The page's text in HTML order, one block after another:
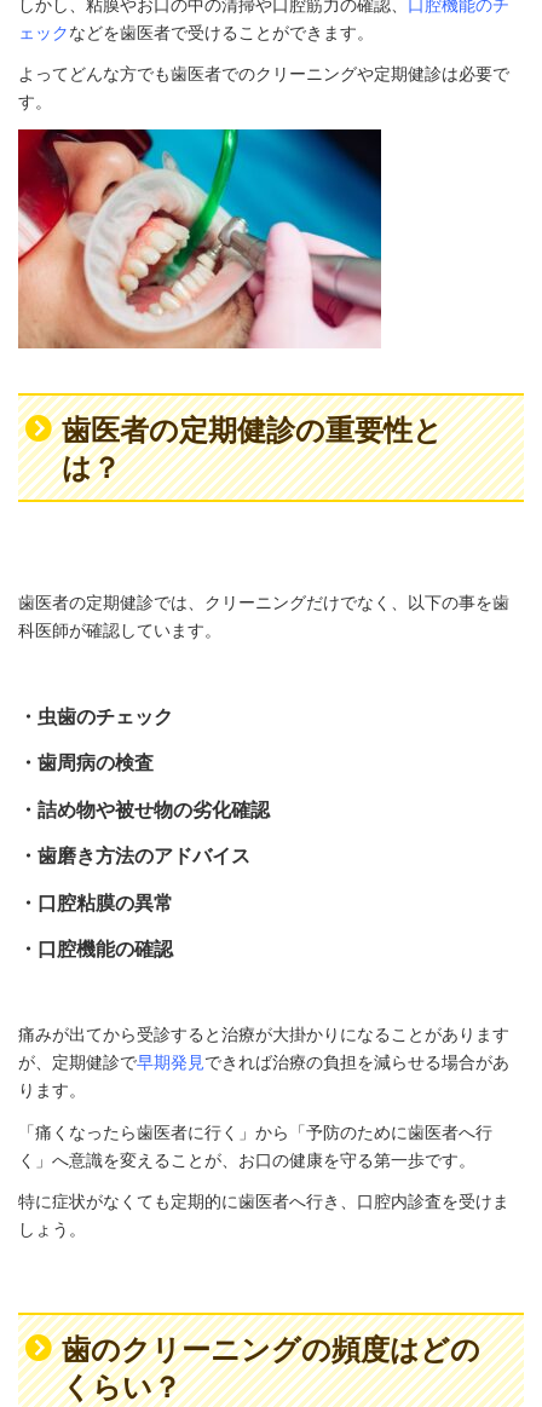
ェックなどを歯医者で受けることができます。
よってどんな方でも歯医者でのクリーニングや定期健診は必要で
す。
歯医者の定期健診の重要性と
は？
歯医者の定期健診では、クリーニングだけでなく、以下の事を歯
科医師が確認しています。
・虫歯のチェック
・歯周病の検査
・詰め物や被せ物の劣化確認
・歯磨き方法のアドバイス
・口腔粘膜の異常
・口腔機能の確認
痛みが出てから受診すると治療が大掛かりになることがあります
が、定期健診で早期発見できれば治療の負担を減らせる場合があ
ります。
「痛くなったら歯医者に行く」から「予防のために歯医者へ行
く」へ意識を変えることが、お口の健康を守る第一歩です。
特に症状がなくても定期的に歯医者へ行き、口腔内診査を受けま
しょう。
歯のクリーニングの頻度はどの
くらい？